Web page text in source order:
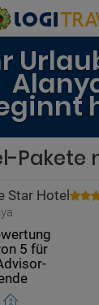
Pakete
Star Hotel